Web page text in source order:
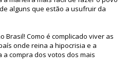
alguns que estão a usufruir da
Brasil! Como é complicado viver as
onde reina a hipocrisia e a
compra dos votos dos mais